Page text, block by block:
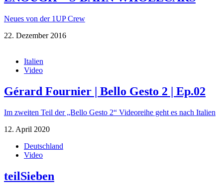
Neues von der 1UP Crew
22. Dezember 2016
Italien
Video
Gérard Fournier | Bello Gesto 2 | Ep.02
Im zweiten Teil der „Bello Gesto 2“ Videoreihe geht es nach Italien
12. April 2020
Deutschland
Video
teilSieben